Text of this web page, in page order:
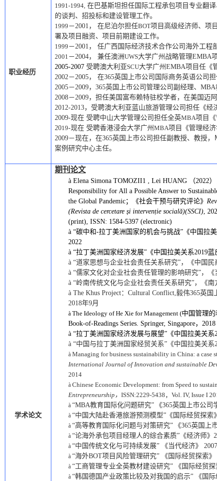
职业经历
1991-1994, 在巴基斯坦担任国际工程承包项目专业翻
的谈判、招投标和建设管理工作。
1999 －2001 ， 在尼泊尔担任BOT项目高级经济师、项
署及项目融资、项目前期建设工作。
1999 －2001 ，
任广西国际经济技术合作公司海外工程
2001 －2004， 兼任澳洲UWS大学广州战略管理EMBA
2005-2007 受聘澳大利亚SCU大学广州 EMBA项目任《
2002－2005， 在365英国上市公司国际商务英语公司
2005－2009，365英国上市公司管理公司副经理、 MBA
2008－2009，担任美国富布赖特驻校学者，在美国迈
2012-2013，受聘澳大利亚蓝山旅游管理公司担任《经
2009-现在 受聘中山大学管理公司担任全英MBA项目
2019-现在 受聘香港浸会大学广州 MBA项目《管理经
2009－现在，在365英国上市公司担任副教授、教授
案例研究中心主任。
学术论文
期刊论文
à Elena Simona TOMOZII1 , Lei HUANG （2022）
Responsibility for All a Possible Answer to
the Global Pandemic；《社会干预与研究评论》
(Revista de cercetare și intervenție socială)(SSCI),
(print), ISSN: 1584-5397 (electronic)
à “碳中和-拉丁美洲国家的机会与挑战”《中国拉
2022
à “拉丁美洲国家经济发展”《中国拉美关系2019
à “道家思想与企业社会责任关系研究”，《中国民
à “儒家文化对企业社会责任管理的影响研究”，《
à “岭南传统文化与企业社会责任关系研究”，《南
à The Khus Project：Cultural Conflict,毅伟365英
2018年9月
à The Ideology of He Xie for Management (中国管理
Book-of-Readings Series. Springer, Singapore，2018
à “拉丁美洲国家经济发展与展望”《中国拉美关
à “中国与拉丁美洲国家经贸关系”《中国拉美关系
à Managing for business sustainability in China: a case
International Journal of Innovation and sustainable
2014
à Chinese Economic Development: from Speed to
Entrepreneurship， ISSN:2229-5438，Vol. IV, Issue I
à “MBA教育国际化问题研究” 《365英国上市公司
à “中国大陆赴香港旅游预测模型” 《国际经贸探索
à “高等教育国际化问题与对策研究” 《365英国上
à “论海外承包项目经理人的综合素质”《经济师》
à “中国传统文化与可持续发展” 《当代经济》
à “海外BOT项目风险管理研究” 《国际经贸探索》
à “工商管理专业全英教材建设研究” 《国际经贸
à “韩国德国产业政策比较及对我国的启示” 《国